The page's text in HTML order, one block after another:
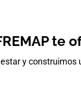
te
y construimos